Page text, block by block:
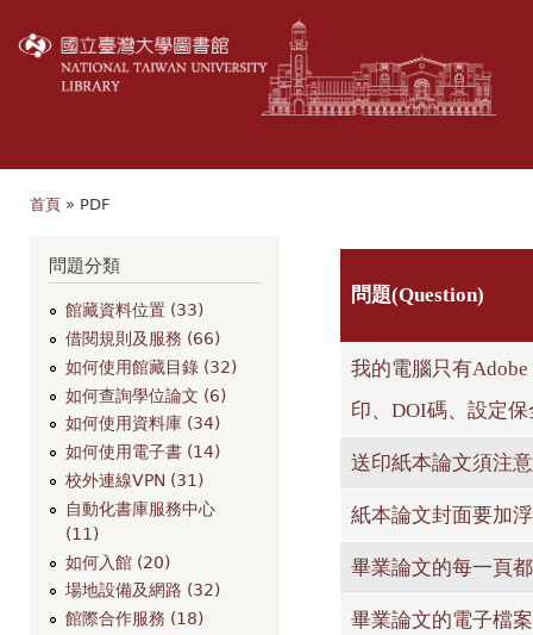
首頁 » PDF
問題分類
館藏資料位置 (33)
借閱規則及服務 (66)
如何使用館藏目錄 (32)
如何查詢學位論文 (6)
如何使用資料庫 (34)
如何使用電子書 (14)
校外連線VPN (31)
自動化書庫服務中心
(11)
如何入館 (20)
場地設備及網路 (32)
館際合作服務 (18)
問題(Question)
我的電腦只有
印、DOI碼、設定保
送印紙本論文須注
紙本論文封面要加
畢業論文的每一頁
畢業論文的電子檔